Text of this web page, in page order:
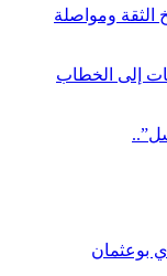
الثقة ومواصلة
إلى الخطاب
بوعثمان